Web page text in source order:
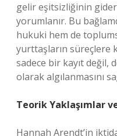
gelir eşitsizliğinin
yorumlanır. Bu
hukuki hem de
yurttaşların süreçlere
sadece bir kayıt değil,
olarak algılanmasını
Teorik Yaklaşımlar
Hannah Arendt’in